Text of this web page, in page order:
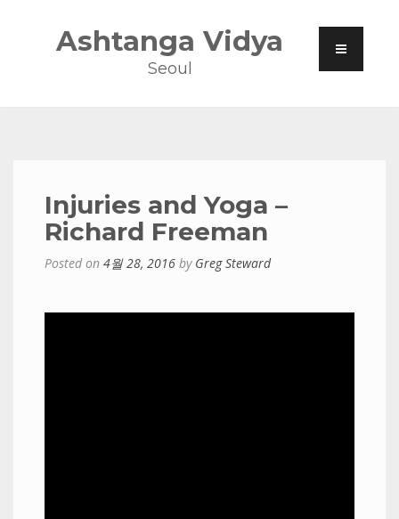
Ashtanga Vidya
Seoul
Injuries and Yoga –
Richard Freeman
Posted on 4월 28, 2016 by Greg Steward